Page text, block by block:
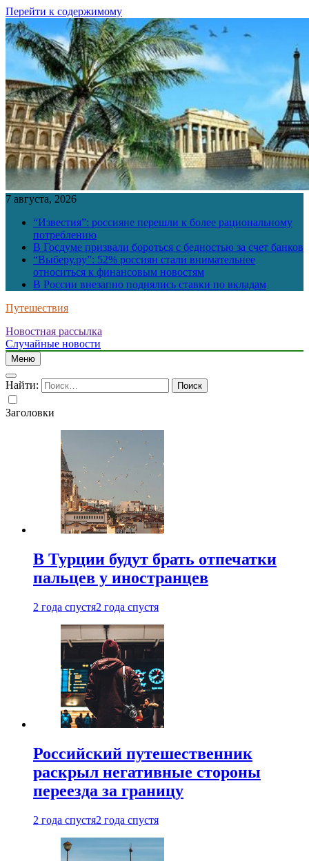
Перейти к содержимому
7 августа, 2026
“Известия”: россияне перешли к более рациональному
потреблению
В Госдуме призвали бороться с бедностью за счет банков
“Выберу.ру”: 52% россиян стали внимательнее
относиться к финансовым новостям
В России внезапно поднялись ставки по вкладам
Путешествия
Новостная рассылка
Случайные новости
Меню
Найти:
Заголовки
В Турции будут брать отпечатки
пальцев у иностранцев
2 года спустя2 года спустя
Российский путешественник
раскрыл негативные стороны
переезда за границу
2 года спустя2 года спустя